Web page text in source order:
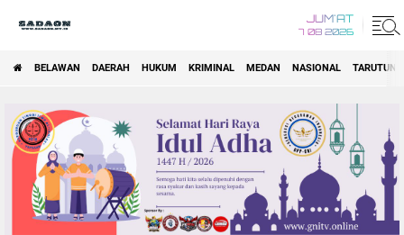
JUM'AT
7 08 2026
BELAWAN DAERAH HUKUM KRIMINAL MEDAN NASIONAL TARUTUNG